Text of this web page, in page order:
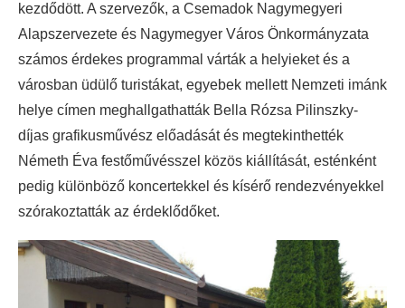
kezdődött. A szervezők, a Csemadok Nagymegyeri
Alapszervezete és Nagymegyer Város Önkormányzata
számos érdekes programmal várták a helyieket és a
városban üdülő turistákat, egyebek mellett Nemzeti imánk
helye címen meghallgathatták Bella Rózsa Pilinszky-
díjas grafikusművész előadását és megtekinthették
Németh Éva festőművésszel közös kiállítását, esténként
pedig különböző koncertekkel és kísérő rendezvényekkel
szórakoztatták az érdeklődőket.